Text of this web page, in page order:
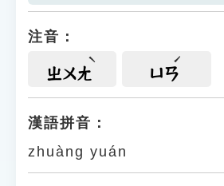
注音：
ㄓㄨㄤ ㄩㄢ
漢語拼音：
zhuàng yuán